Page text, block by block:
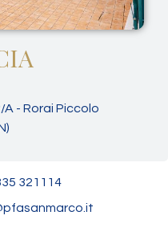
A - Rorai Piccolo
321114